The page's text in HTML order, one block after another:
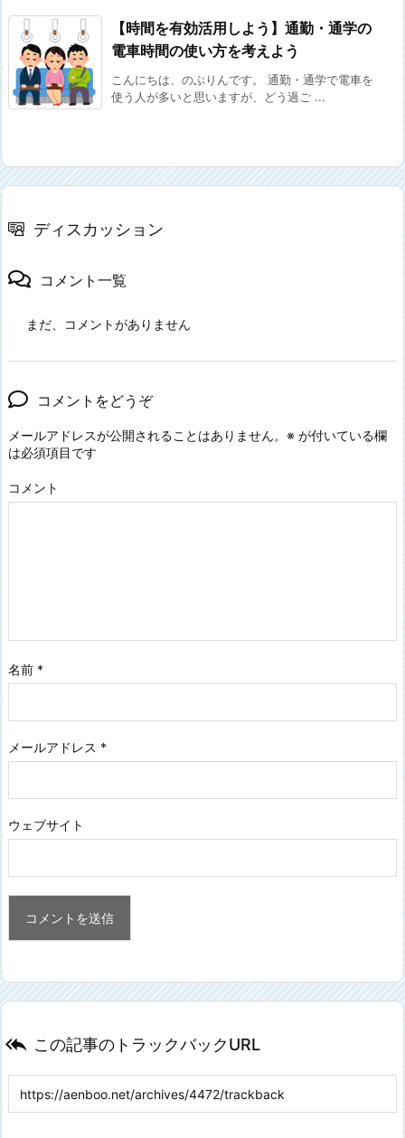
【時間を有効活用しよう】通勤・通学の
電車時間の使い方を考えよう
こんにちは、のぶりんです。 通勤・通学で電車を
使う人が多いと思いますが、どう過ご ...
ディスカッション
コメント一覧
まだ、コメントがありません
コメントをどうぞ
メールアドレスが公開されることはありません。 ※ が付いている欄
は必須項目です
コメント
名前 *
メールアドレス *
ウェブサイト
 この記事のトラックバックURL